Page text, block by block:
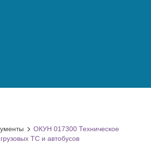
ОКУН 017300 Техническое
ТС и автобусов